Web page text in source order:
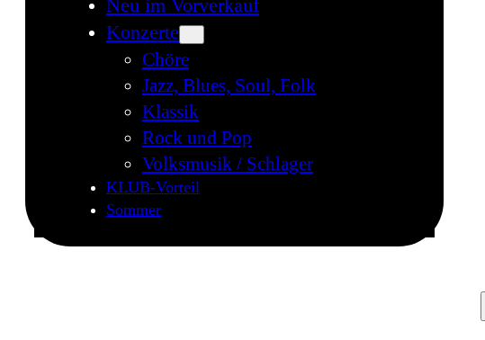
Neu im Vorverkauf
Konzerte
Chöre
Jazz, Blues, Soul, Folk
Klassik
Rock und Pop
Volksmusik / Schlager
KLUB-Vorteil
Sommer